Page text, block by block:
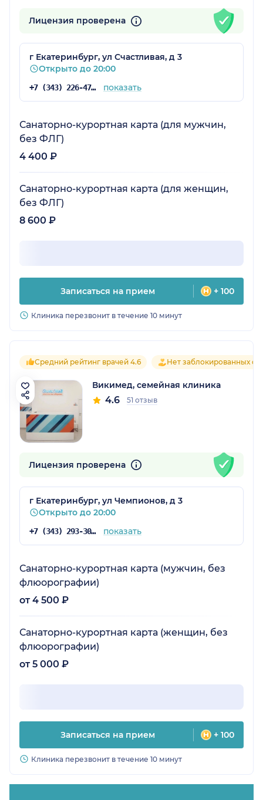
Лицензия проверена
г Екатеринбург, ул Счастливая, д 3
Открыто до 20:00
+7 (343) 226-47-61 показать
Санаторно-курортная карта (для мужчин,
без ФЛГ)
4 400 ₽
Санаторно-курортная карта (для женщин,
без ФЛГ)
8 600 ₽
Записаться на прием + 100
Клиника перезвонит в течение 10 минут
Средний рейтинг врачей 4.6 Нет заблокированных
Викимед, семейная клиника
4.6 51 отзыв
Лицензия проверена
г Екатеринбург, ул Чемпионов, д 3
Открыто до 20:00
+7 (343) 293-30-25 показать
Санаторно-курортная карта (мужчин, без
флюорографии)
от 4 500 ₽
Санаторно-курортная карта (женщин, без
флюорографии)
от 5 000 ₽
Записаться на прием + 100
Клиника перезвонит в течение 10 минут